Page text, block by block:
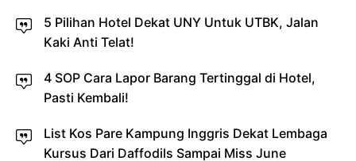
5 Pilihan Hotel Dekat UNY Untuk UTBK, Jalan
Kaki Anti Telat!
4 SOP Cara Lapor Barang Tertinggal di Hotel,
Pasti Kembali!
List Kos Pare Kampung Inggris Dekat Lembaga
Kursus Dari Daffodils Sampai Miss June